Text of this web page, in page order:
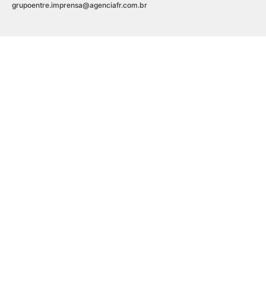
grupoentre.imprensa@agenciafr.com.br